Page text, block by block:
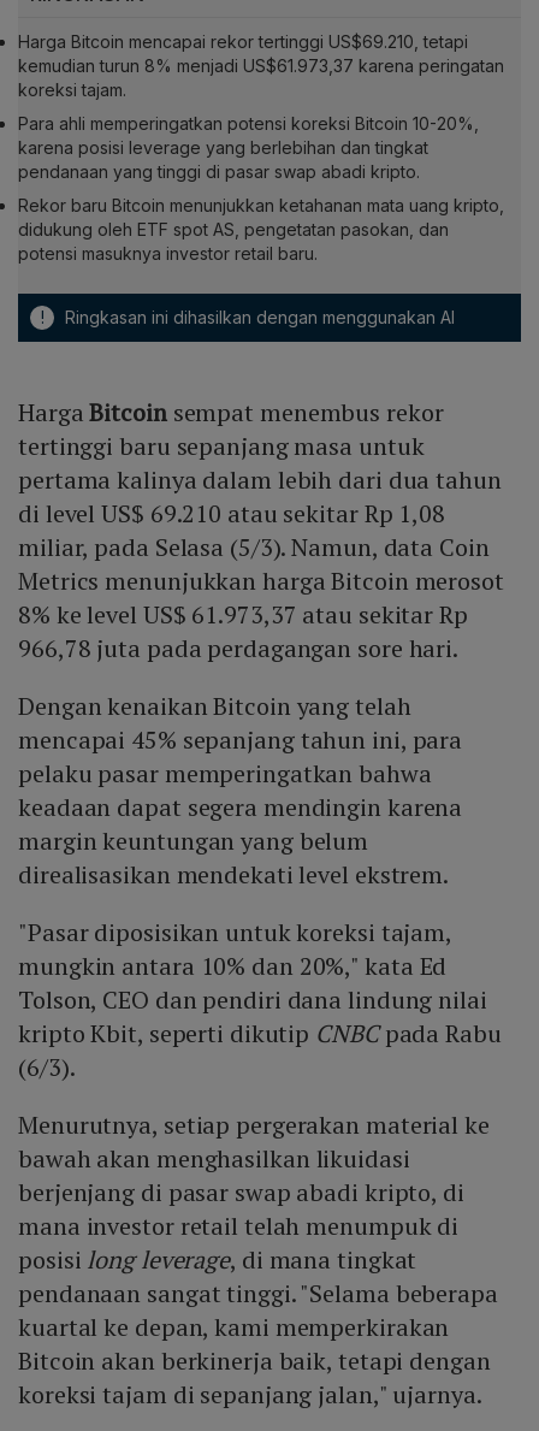
Harga Bitcoin mencapai rekor tertinggi US$69.210, tetapi
kemudian turun 8% menjadi US$61.973,37 karena peringatan
koreksi tajam.
Para ahli memperingatkan potensi koreksi Bitcoin 10-20%,
karena posisi leverage yang berlebihan dan tingkat
pendanaan yang tinggi di pasar swap abadi kripto.
Rekor baru Bitcoin menunjukkan ketahanan mata uang kripto,
didukung oleh ETF spot AS, pengetatan pasokan, dan
potensi masuknya investor retail baru.
! Ringkasan ini dihasilkan dengan menggunakan AI
HargaBitcoinsempat menembus rekor
tertinggi baru sepanjang masa untuk
pertama kalinya dalam lebih dari dua tahun
di level US$ 69.210 atau sekitar Rp 1,08
miliar, pada Selasa (5/3). Namun, data Coin
Metrics menunjukkan harga Bitcoin merosot
8% ke level US$ 61.973,37 atau sekitar Rp
966,78 juta pada perdagangan sore hari.
Dengan kenaikan Bitcoin yang telah
mencapai 45% sepanjang tahun ini, para
pelaku pasar memperingatkan bahwa
keadaan dapat segera mendingin karena
margin keuntungan yang belum
direalisasikan mendekati level ekstrem.
"Pasar diposisikan untuk koreksi tajam,
mungkin antara 10% dan 20%," kata Ed
Tolson, CEO dan pendiri dana lindung nilai
kripto Kbit, seperti dikutip CNBCpada Rabu
(6/3).
Menurutnya, setiap pergerakan material ke
bawah akan menghasilkan likuidasi
berjenjang di pasar swap abadi kripto, di
mana investor retail telah menumpuk di
posisi long leverage, di mana tingkat
pendanaan sangat tinggi. "Selama beberapa
kuartal ke depan, kami memperkirakan
Bitcoin akan berkinerja baik, tetapi dengan
koreksi tajam di sepanjang jalan," ujarnya.